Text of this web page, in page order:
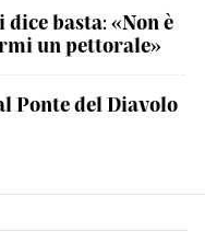
basta: «Non è
un pettorale»
Ponte del Diavolo